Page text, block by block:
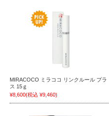
MIRACOCO ミラココ リンクルール プラ
ス 15ｇ
¥8,600(税込 ¥9,460)